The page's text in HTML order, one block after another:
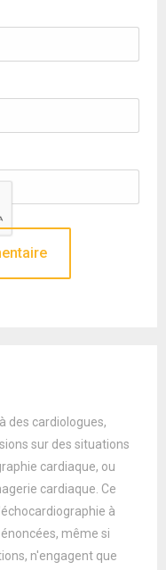
des cardiologues,
sur des situations
cardiaque, ou
cardiaque. Ce
à
même si
n'engagent que